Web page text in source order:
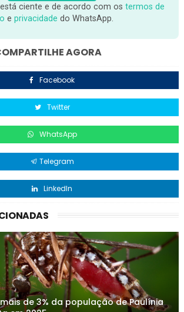
ciente e de acordo com os termos de
eprivacidade do WhatsApp.
AGORA
Facebook
Twitter
WhatsApp
Telegram
LinkedIn
de 3% da população de Paulínia